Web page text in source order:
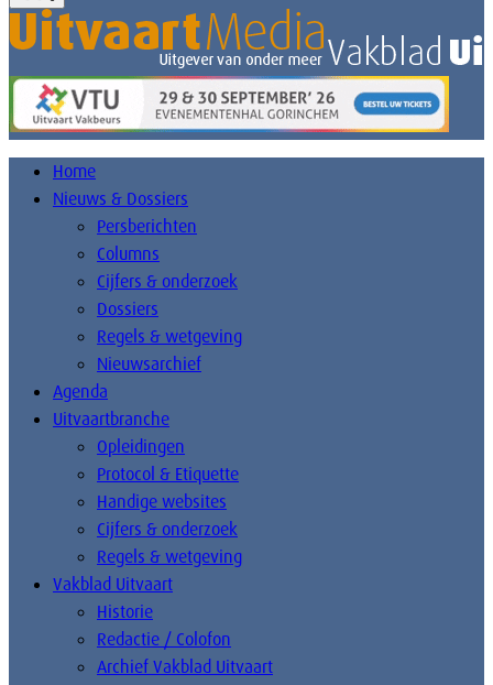
Home
Nieuws & Dossiers
Persberichten
Columns
Cijfers & onderzoek
Dossiers
Regels & wetgeving
Nieuwsarchief
Agenda
Uitvaartbranche
Opleidingen
Protocol & Etiquette
Handige websites
Cijfers & onderzoek
Regels & wetgeving
Vakblad Uitvaart
Historie
Redactie / Colofon
Archief Vakblad Uitvaart